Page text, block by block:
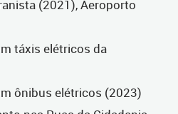
(2021), Aeroporto
táxis elétricos da
ônibus elétricos (2023)